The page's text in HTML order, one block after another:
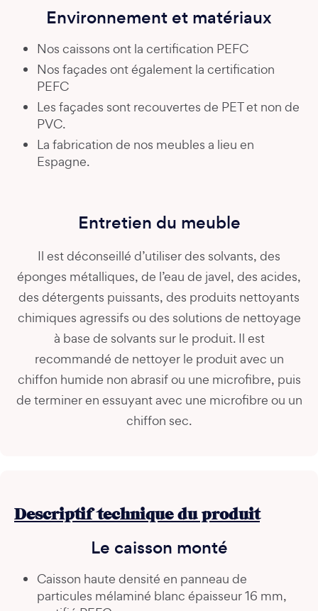
Environnement et matériaux
Nos caissons ont la certification PEFC
Nos façades ont également la certification
PEFC
Les façades sont recouvertes de PET et non de
PVC.
La fabrication de nos meubles a lieu en
Espagne.
Entretien du meuble
Il est déconseillé d’utiliser des solvants, des
éponges métalliques, de l’eau de javel, des acides,
des détergents puissants, des produits nettoyants
chimiques agressifs ou des solutions de nettoyage
à base de solvants sur le produit. Il est
recommandé de nettoyer le produit avec un
chiffon humide non abrasif ou une microfibre, puis
de terminer en essuyant avec une microfibre ou un
chiffon sec.
Descriptif technique du produit
Le caisson monté
Caisson haute densité en panneau de
particules mélaminé blanc épaisseur 16 mm,